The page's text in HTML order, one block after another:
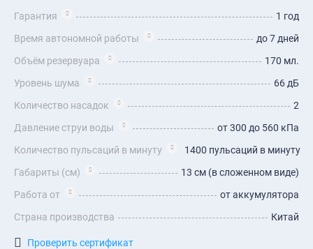
Гарантия
1 год
Время автономной работы
до 7 дней
Объём резервуара
170 мл.
Уровень шума
66 дБ
Количество насадок
2
Давление струи воды
от 300 до 560 кПа
Количество пульсаций в минуту
1400 пульсаций в минуту
Габариты (см)
13 см (в сложенном виде)
Работа от
от аккумулятора
Страна производства
Китай
Проверить сертификат